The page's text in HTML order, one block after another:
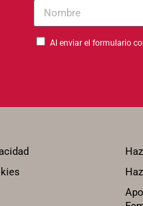
Nombre
Al enviar el formulario